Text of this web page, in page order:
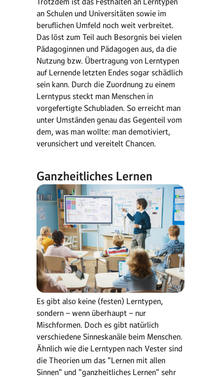
an Schulen und Universitäten sowie im
beruflichen Umfeld noch weit verbreitet.
Das löst zum Teil auch Besorgnis bei vielen
Pädagoginnen und Pädagogen aus, da die
Nutzung bzw. Übertragung von Lerntypen
auf Lernende letzten Endes sogar schädlich
sein kann. Durch die Zuordnung zu einem
Lerntypus steckt man Menschen in
vorgefertigte Schubladen. So erreicht man
unter Umständen genau das Gegenteil vom
dem, was man wollte: man demotiviert,
verunsichert und vereitelt Chancen.
Ganzheitliches Lernen
Es gibt also keine (festen) Lerntypen,
sondern – wenn überhaupt – nur
Mischformen. Doch es gibt natürlich
verschiedene Sinneskanäle beim Menschen.
Ähnlich wie die Lerntypen nach Vester sind
die Theorien um das "Lernen mit allen
Sinnen" und "ganzheitliches Lernen" sehr